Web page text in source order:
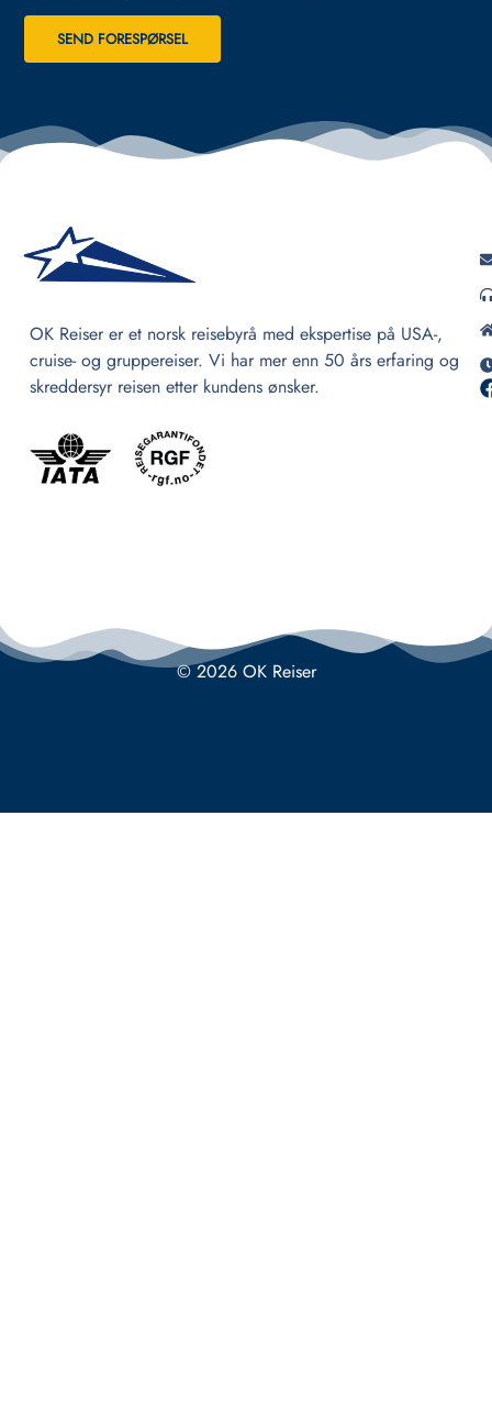
SEND FORESPØRSEL
OK Reiser er et norsk reisebyrå med ekspertise på USA-,
cruise- og gruppereiser. Vi har mer enn 50 års erfaring og
skreddersyr reisen etter kundens ønsker.
© 2026 OK Reiser